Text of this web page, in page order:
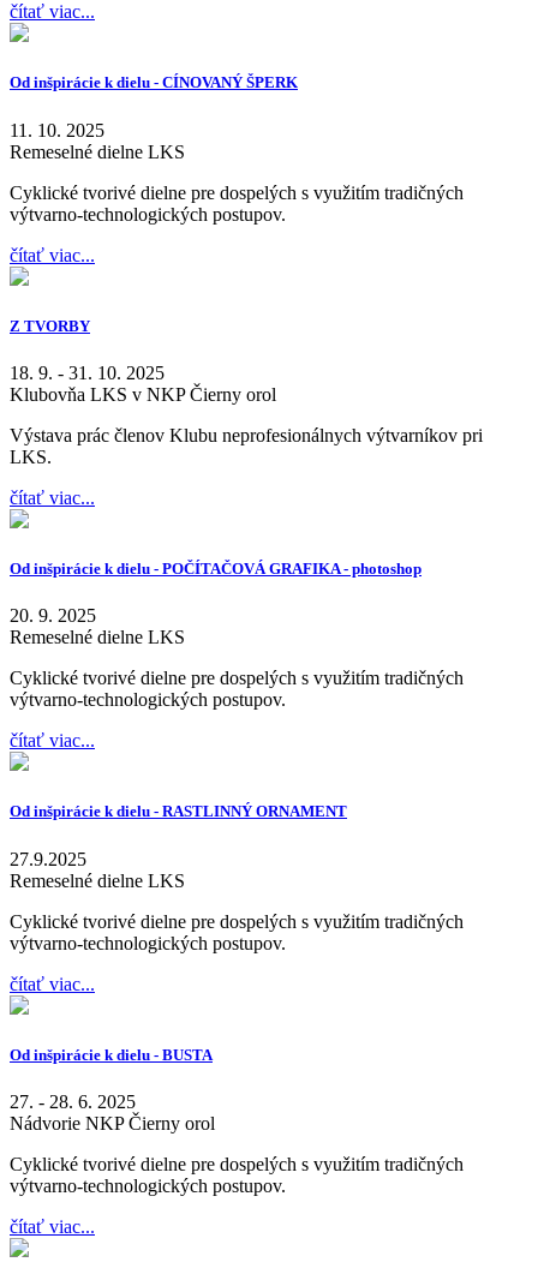
čítať viac...
Od inšpirácie k dielu - CÍNOVANÝ ŠPERK
11. 10. 2025
Remeselné dielne LKS
Cyklické tvorivé dielne pre dospelých s využitím tradičných
výtvarno-technologických postupov.
čítať viac...
Z TVORBY
18. 9. - 31. 10. 2025
Klubovňa LKS v NKP Čierny orol
Výstava prác členov Klubu neprofesionálnych výtvarníkov pri
LKS.
čítať viac...
Od inšpirácie k dielu - POČÍTAČOVÁ GRAFIKA - photoshop
20. 9. 2025
Remeselné dielne LKS
Cyklické tvorivé dielne pre dospelých s využitím tradičných
výtvarno-technologických postupov.
čítať viac...
Od inšpirácie k dielu - RASTLINNÝ ORNAMENT
27.9.2025
Remeselné dielne LKS
Cyklické tvorivé dielne pre dospelých s využitím tradičných
výtvarno-technologických postupov.
čítať viac...
Od inšpirácie k dielu - BUSTA
27. - 28. 6. 2025
Nádvorie NKP Čierny orol
Cyklické tvorivé dielne pre dospelých s využitím tradičných
výtvarno-technologických postupov.
čítať viac...